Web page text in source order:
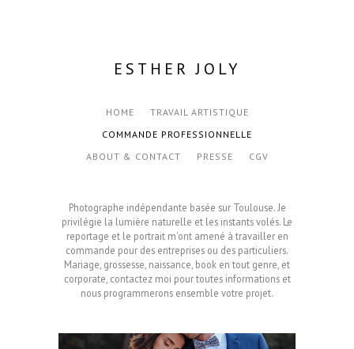
ESTHER JOLY
HOME
TRAVAIL ARTISTIQUE
COMMANDE PROFESSIONNELLE
ABOUT & CONTACT
PRESSE CGV
Photographe indépendante basée sur Toulouse. Je
privilégie la lumière naturelle et les instants volés. Le
reportage et le portrait m'ont amené à travailler en
commande pour des entreprises ou des particuliers.
Mariage, grossesse, naissance, book en tout genre, et
corporate, contactez moi pour toutes informations et
nous programmerons ensemble votre projet.